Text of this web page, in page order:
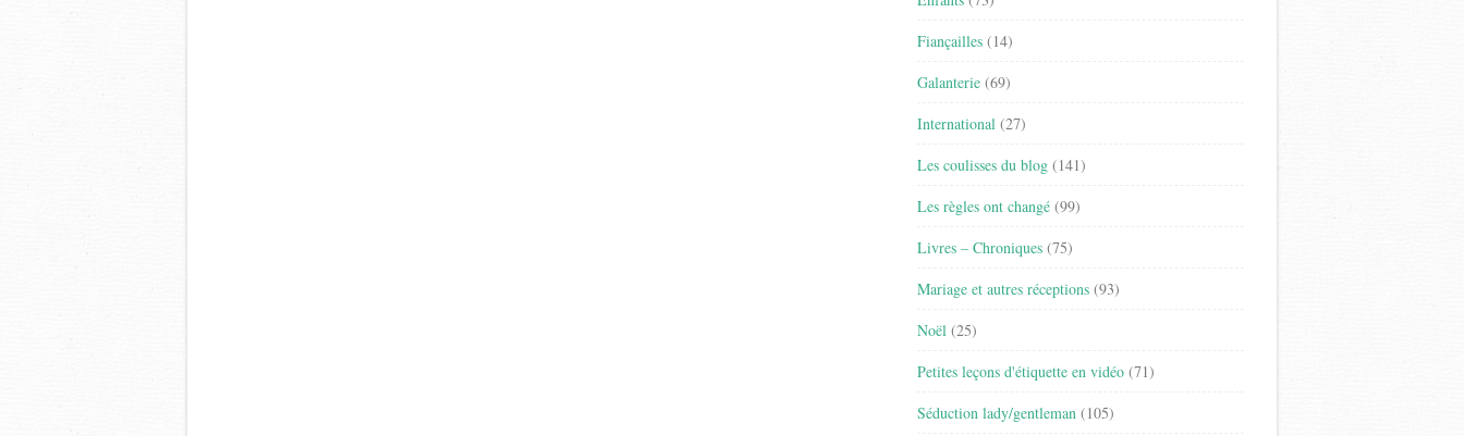
Fiançailles (14)
Galanterie (69)
International (27)
Les coulisses du blog (141)
Les règles ont changé (99)
Livres – Chroniques (75)
Mariage et autres réceptions (93)
Noël (25)
Petites leçons d'étiquette en vidéo (71)
Séduction lady/gentleman (105)